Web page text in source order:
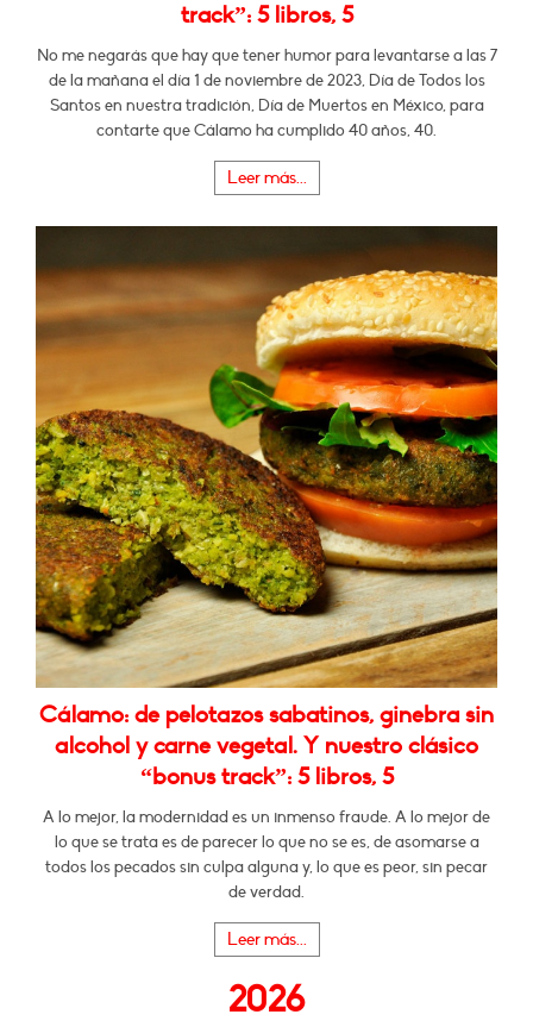
track”: 5 libros, 5
No me negarás que hay que tener humor para levantarse a las 7
de la mañana el día 1 de noviembre de 2023, Día de Todos los
Santos en nuestra tradición, Día de Muertos en México, para
contarte que Cálamo ha cumplido 40 años, 40.
Leer más...
Cálamo: de pelotazos sabatinos, ginebra sin
alcohol y carne vegetal. Y nuestro clásico
“bonus track”: 5 libros, 5
A lo mejor, la modernidad es un inmenso fraude. A lo mejor de
lo que se trata es de parecer lo que no se es, de asomarse a
todos los pecados sin culpa alguna y, lo que es peor, sin pecar
de verdad.
Leer más...
2026